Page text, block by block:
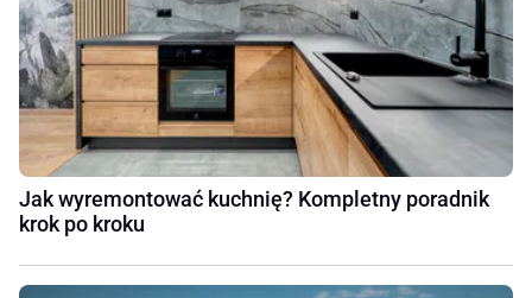
Jak wyremontować kuchnię? Kompletny poradnik
krok po kroku